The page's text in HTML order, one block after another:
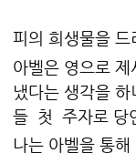
피의 희생물을 드
아벨은 영으로
냈다는 생각을
들 첫 주자로 당
나는 아벨을 통